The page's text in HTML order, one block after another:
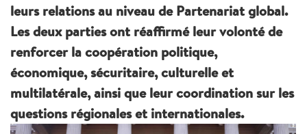
leurs relations au niveau de Partenariat global.
Les deux parties ont réaffirmé leur volonté de
renforcer la coopération politique,
économique, sécuritaire, culturelle et
multilatérale, ainsi que leur coordination sur les
questions régionales et internationales.